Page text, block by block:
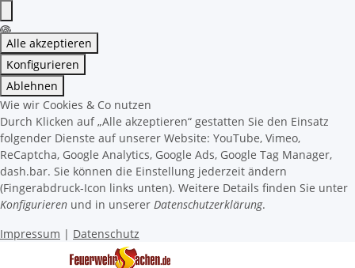
Alle akzeptieren
Konfigurieren
Ablehnen
Wie wir Cookies & Co nutzen
Durch Klicken auf „Alle akzeptieren“ gestatten Sie den Einsatz
folgender Dienste auf unserer Website: YouTube, Vimeo,
ReCaptcha, Google Analytics, Google Ads, Google Tag Manager,
dash.bar. Sie können die Einstellung jederzeit ändern
(Fingerabdruck-Icon links unten). Weitere Details finden Sie unter
Konfigurieren und in unserer Datenschutzerklärung.
Impressum | Datenschutz